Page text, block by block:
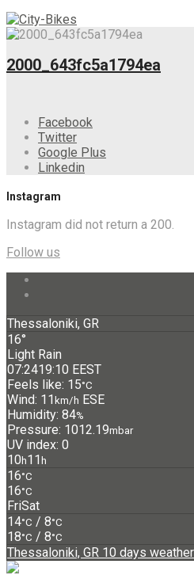
2000_643fc5a1794ea
Facebook
Twitter
Google Plus
Linkedin
Instagram
Instagram did not return a 200.
Follow us
Thessaloniki, GR
16°
Light Rain
07:2419:10 EEST
Feels like: 15°C
Wind: 11 km/h ESE
Humidity: 84%
Pressure: 1012.19mbar
UV index: 0
10 h11 h
16°C
16°C
FriSat
14°C / 8°C
18°C / 8°C
Thessaloniki, GR 10 days